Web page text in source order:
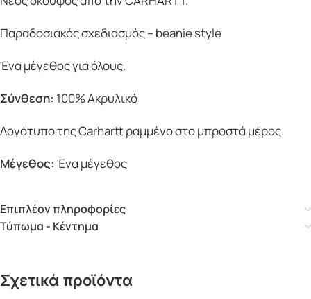
Παραδοσιακός σχεδιασμός – beanie style
Ένα μέγεθος για όλους.
Σύνθεση: 100% Ακρυλικό
Λογότυπο της Carhartt ραμμένο στο μπροστά μέρος.
Μέγεθος: Ένα μέγεθος
Επιπλέον πληροφορίες
Τύπωμα - Κέντημα
Σχετικά προϊόντα